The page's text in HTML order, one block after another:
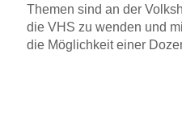
Themen sind an der
die VHS zu wenden und
die Möglichkeit einer